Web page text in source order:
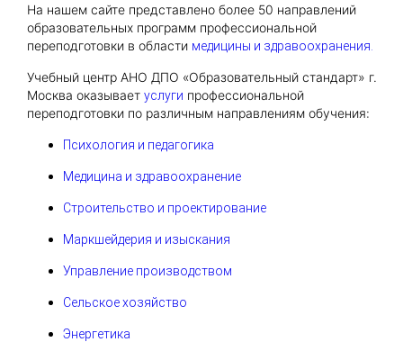
На нашем сайте представлено более 50 направлений
образовательных программ профессиональной
переподготовки в области медицины и здравоохранения.
Учебный центр АНО ДПО «Образовательный стандарт» г.
Москва оказывает услуги профессиональной
переподготовки по различным направлениям обучения:
Психология и педагогика
Медицина и здравоохранение
Строительство и проектирование
Маркшейдерия и изыскания
Управление производством
Сельское хозяйство
Энергетика
Получить консультацию
Даю согласие наобработку персональных
данныхи e-mail рассылку
Приложите документы
Получить консультацию
Даю согласие наобработку персональных
данныхи e-mail рассылку